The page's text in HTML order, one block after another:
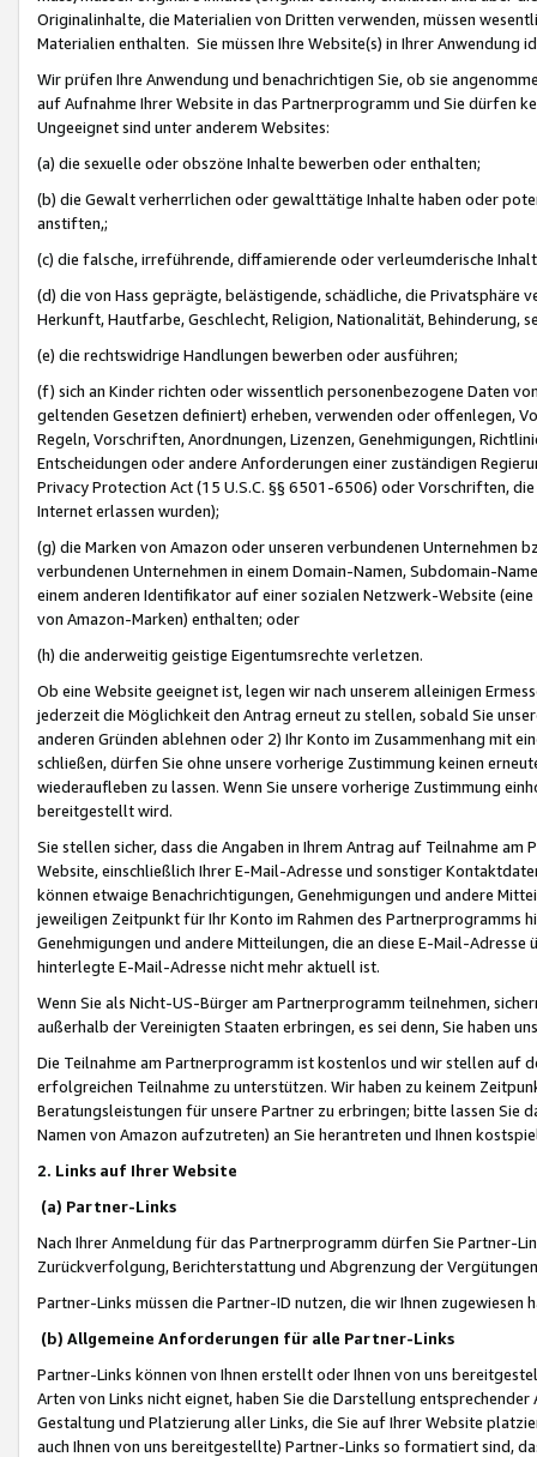
Originalinhalte, die Materialien von Dritten verwenden, müssen
Materialien enthalten. Sie müssen Ihre Website(s) in Ihrer Anwendung
Wir prüfen Ihre Anwendung und benachrichtigen Sie, ob sie
auf Aufnahme Ihrer Website in das Partnerprogramm und Sie dürfen
Ungeeignet sind unter anderem Websites:
(a) die sexuelle oder obszöne Inhalte bewerben oder enthalten;
(b) die Gewalt verherrlichen oder gewalttätige Inhalte haben oder
anstiften,;
(c) die falsche, irreführende, diffamierende oder verleumderische
(d) die von Hass geprägte, belästigende, schädliche, die Privatsphäre
Herkunft, Hautfarbe, Geschlecht, Religion, Nationalität, Behinderung,
(e) die rechtswidrige Handlungen bewerben oder ausführen;
(f) sich an Kinder richten oder wissentlich personenbezogene Daten
geltenden Gesetzen definiert) erheben, verwenden oder offenlegen,
Regeln, Vorschriften, Anordnungen, Lizenzen, Genehmigungen,
Entscheidungen oder andere Anforderungen einer zuständigen
Privacy Protection Act (15 U.S.C. §§ 6501-6506) oder Vorschriften,
Internet erlassen wurden);
(g) die Marken von Amazon oder unseren verbundenen Unternehmen
verbundenen Unternehmen in einem Domain-Namen, Subdomain-
einem anderen Identifikator auf einer sozialen Netzwerk-Website
von Amazon-Marken) enthalten; oder
(h) die anderweitig geistige Eigentumsrechte verletzen.
Ob eine Website geeignet ist, legen wir nach unserem alleinigen
jederzeit die Möglichkeit den Antrag erneut zu stellen, sobald Sie
anderen Gründen ablehnen oder 2) Ihr Konto im Zusammenhang mit
schließen, dürfen Sie ohne unsere vorherige Zustimmung keinen
wiederaufleben zu lassen. Wenn Sie unsere vorherige Zustimmung
bereitgestellt wird.
Sie stellen sicher, dass die Angaben in Ihrem Antrag auf Teilnahme
Website, einschließlich Ihrer E-Mail-Adresse und sonstiger
können etwaige Benachrichtigungen, Genehmigungen und andere
jeweiligen Zeitpunkt für Ihr Konto im Rahmen des Partnerprogramms
Genehmigungen und andere Mitteilungen, die an diese E-Mail-
hinterlegte E-Mail-Adresse nicht mehr aktuell ist.
Wenn Sie als Nicht-US-Bürger am Partnerprogramm teilnehmen,
außerhalb der Vereinigten Staaten erbringen, es sei denn, Sie haben
Die Teilnahme am Partnerprogramm ist kostenlos und wir stellen auf
erfolgreichen Teilnahme zu unterstützen. Wir haben zu keinem
Beratungsleistungen für unsere Partner zu erbringen; bitte lassen Sie
Namen von Amazon aufzutreten) an Sie herantreten und Ihnen
2. Links auf Ihrer Website
(a) Partner-Links
Nach Ihrer Anmeldung für das Partnerprogramm dürfen Sie Partner-
Zurückverfolgung, Berichterstattung und Abgrenzung der
Partner-Links müssen die Partner-ID nutzen, die wir Ihnen zugewiesen
(b) Allgemeine Anforderungen für alle Partner-Links
Partner-Links können von Ihnen erstellt oder Ihnen von uns
Arten von Links nicht eignet, haben Sie die Darstellung
Gestaltung und Platzierung aller Links, die Sie auf Ihrer Website
auch Ihnen von uns bereitgestellte) Partner-Links so formatiert sind,